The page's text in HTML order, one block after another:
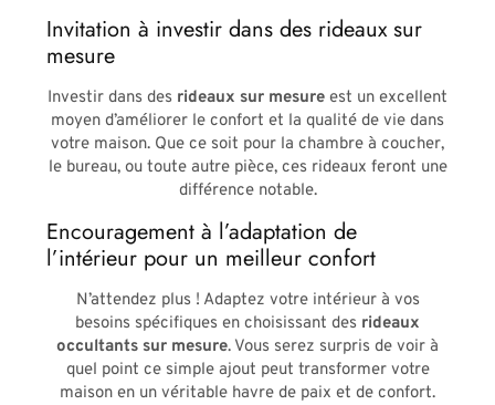
Invitation à investir dans des rideaux sur
mesure
Investir dans des rideaux sur mesure est un excellent
moyen d’améliorer le confort et la qualité de vie dans
votre maison. Que ce soit pour la chambre à coucher,
le bureau, ou toute autre pièce, ces rideaux feront une
différence notable.
Encouragement à l’adaptation de
l’intérieur pour un meilleur confort
N’attendez plus ! Adaptez votre intérieur à vos
besoins spécifiques en choisissant des rideaux
occultants sur mesure. Vous serez surpris de voir à
quel point ce simple ajout peut transformer votre
maison en un véritable havre de paix et de confort.